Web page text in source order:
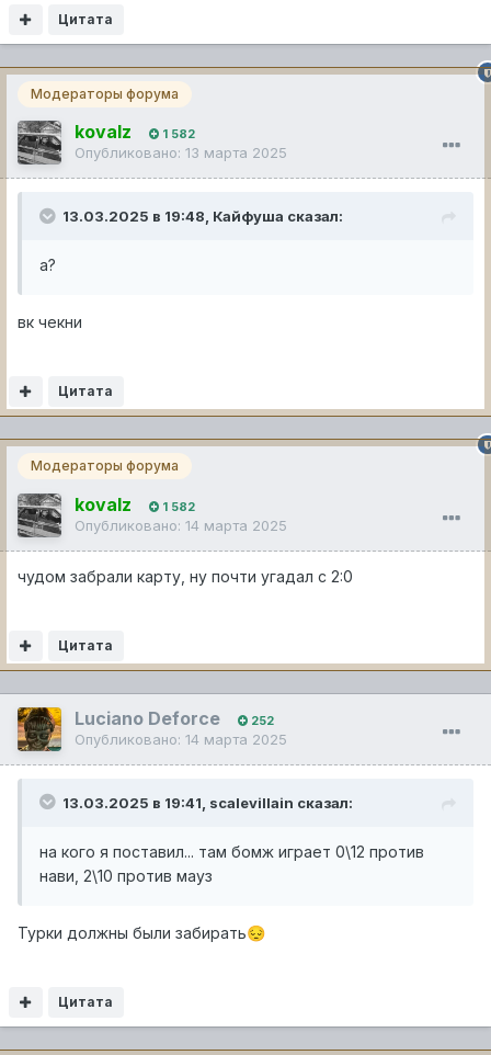
Цитата
Модераторы форума
kovalz 1 582
Опубликовано: 13 марта 2025
13.03.2025 в 19:48, Кайфуша сказал:
а?
вк чекни
Цитата
Модераторы форума
kovalz 1 582
Опубликовано: 14 марта 2025
чудом забрали карту, ну почти угадал с 2:0
Цитата
Luciano Deforce 252
Опубликовано: 14 марта 2025
13.03.2025 в 19:41, scalevillain сказал:
на кого я поставил... там бомж играет 0\12 против
нави, 2\10 против мауз
Турки должны были забирать😔
Цитата